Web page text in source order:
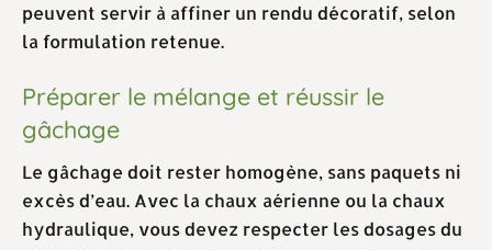
peuvent servir à affiner un rendu décoratif, selon
la formulation retenue.
Préparer le mélange et réussir le
gâchage
Le gâchage doit rester homogène, sans paquets ni
excès d’eau. Avec la chaux aérienne ou la chaux
hydraulique, vous devez respecter les dosages du